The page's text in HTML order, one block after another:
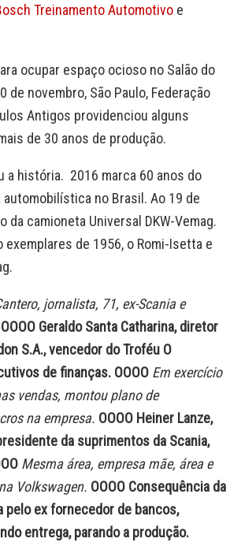
Treinamento Automotivo e
ocupar espaço ocioso no Salão do
de novembro, São Paulo, Federação
Antigos providenciou alguns
de 30 anos de produção.
a história. 2016 marca 60 anos do
no Brasil. Ao 19 de
da camioneta Universal DKW-Vemag.
exemplares de 1956, o Romi-Isetta e
jornalista, 71, ex-Scania e
OOOO Geraldo Santa Catharina, diretor
S.A., vencedor do Troféu O
de finanças. OOOO Em exercício
vendas, montou plano de
na empresa. OOOO Heiner Lanze,
da suprimentos da Scania,
Mesma área, empresa mãe, área e
Volkswagen. OOOO Consequência da
pelo ex fornecedor de bancos,
entrega, parando a produção.